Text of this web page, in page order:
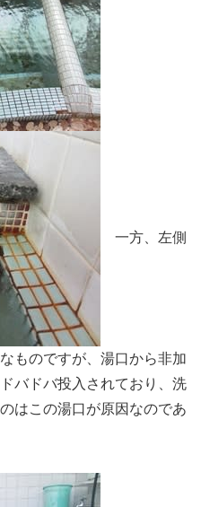
一方、左側
ものですが、湯口から非加
バドバ投入されており、洗
はこの湯口が原因なのであ